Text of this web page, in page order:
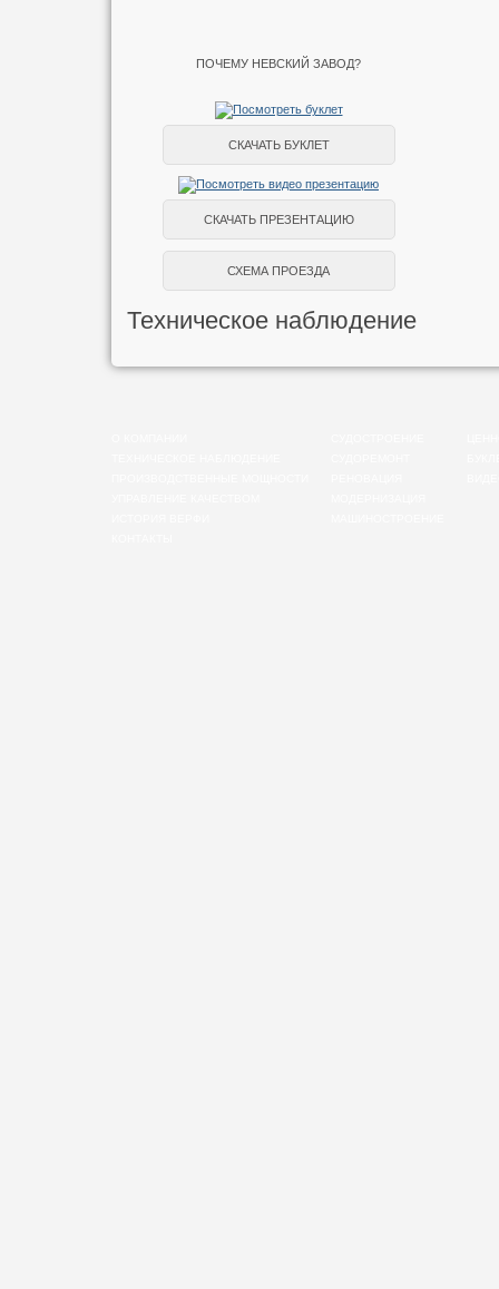
ПОЧЕМУ НЕВСКИЙ ЗАВОД?
СКАЧАТЬ БУКЛЕТ
СКАЧАТЬ ПРЕЗЕНТАЦИЮ
СХЕМА ПРОЕЗДА
Техническое наблюдение